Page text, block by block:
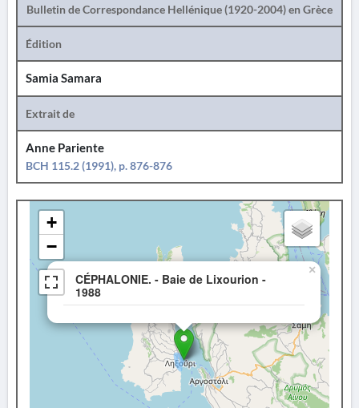
Bulletin de Correspondance Hellénique (1920-2004) en Grèce
Édition
Samia Samara
Extrait de
Anne Pariente
BCH 115.2 (1991), p. 876-876
CÉPHALONIE. - Baie de Lixourion -
1988
×
+
−